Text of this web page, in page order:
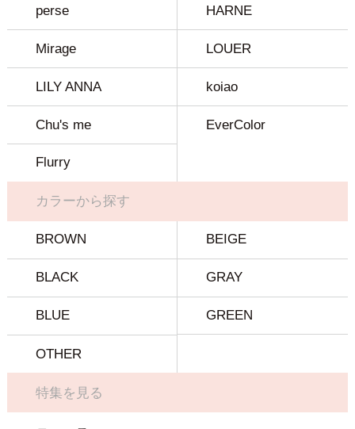
perse HARNE
Mirage LOUER
LILY ANNA koiao
Chu's me EverColor
Flurry
カラーから探す
BROWN BEIGE
BLACK GRAY
BLUE GREEN
OTHER
特集を見る